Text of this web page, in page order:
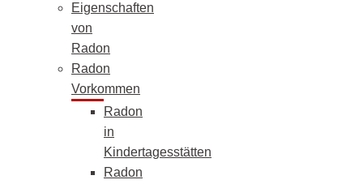
Eigenschaften
von
Radon
Radon
Vorkommen
Radon
in
Kindertagesstätten
Radon